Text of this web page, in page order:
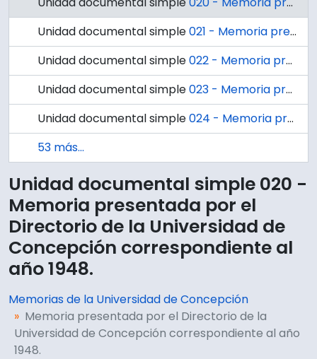
Unidad documental simple021 - Memoria presentada por el Directorio de la Universidad de Concepción correspondiente al año 1949.
Unidad documental simple022 - Memoria presentada por el Directorio de la Universidad de Concepción correspondiente al año 1950.
Unidad documental simple023 - Memoria presentada por el Directorio de la Universidad de Concepción correspondiente al año 1951.
Unidad documental simple024 - Memoria presentada por el Directorio de la Universidad de Concepción correspondiente al año 1952.
53 más...
Unidad documental simple 020 -
Memoria presentada por el
Directorio de la Universidad de
Concepción correspondiente al
año 1948.
Memorias de la Universidad de Concepción
Memoria presentada por el Directorio de la
Universidad de Concepción correspondiente al año
1948.